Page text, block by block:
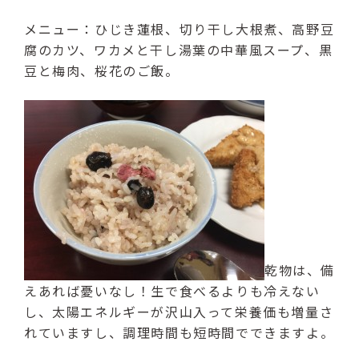
LINE友達登録はこちら
24時間受付（対応時間：9:00〜17:00）
メニュー：ひじき蓮根、切り干し大根煮、高野豆
腐のカツ、ワカメと干し湯葉の中華風スープ、黒
豆と梅肉、桜花のご飯。
乾物は、備
えあれば憂いなし！生で食べるよりも冷えない
し、太陽エネルギーが沢山入って栄養価も増量さ
れていますし、調理時間も短時間でできますよ。